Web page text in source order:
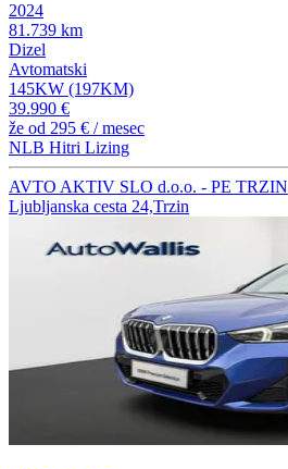
2024
81.739 km
Dizel
Avtomatski
145KW (197KM)
39.990 €
že od 295 € / mesec
NLB Hitri Lizing
AVTO AKTIV SLO d.o.o. - PE TRZIN
Ljubljanska cesta 24,Trzin